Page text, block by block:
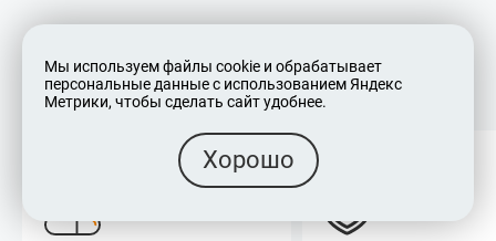
Мы используем файлы cookie и обрабатывает
персональные данные с использованием Яндекс
Метрики, чтобы сделать сайт удобнее.
Хорошо